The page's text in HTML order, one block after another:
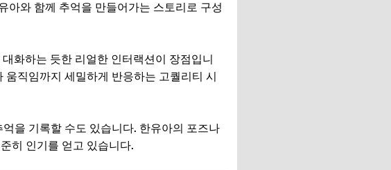
아와 함께 추억을 만들어가는 스토리로 구성
화하는 듯한 리얼한 인터랙션이 장점입니
직임까지 세밀하게 반응하는 고퀄리티 시
을 기록할 수도 있습니다. 한유아의 포즈나
히 인기를 얻고 있습니다.